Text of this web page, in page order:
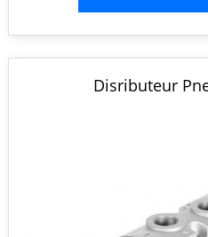
Disributeur